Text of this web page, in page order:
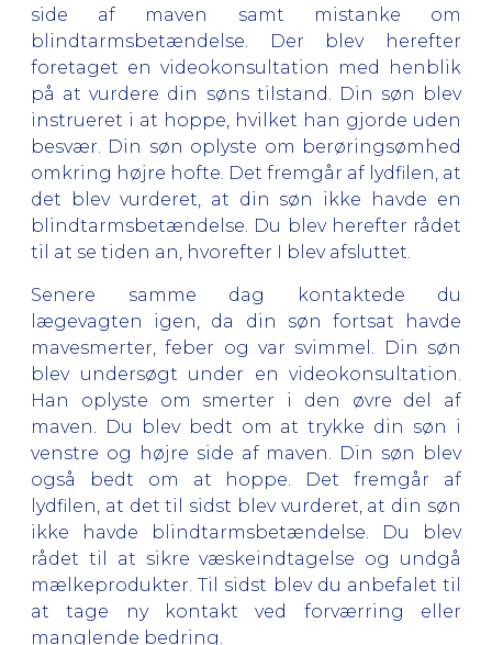
side af maven samt mistanke om
blindtarmsbetændelse. Der blev herefter
foretaget en videokonsultation med henblik
på at vurdere din søns tilstand. Din søn blev
instrueret i at hoppe, hvilket han gjorde uden
besvær. Din søn oplyste om berøringsømhed
omkring højre hofte. Det fremgår af lydfilen, at
det blev vurderet, at din søn ikke havde en
blindtarmsbetændelse. Du blev herefter rådet
til at se tiden an, hvorefter I blev afsluttet.
Senere samme dag kontaktede du
lægevagten igen, da din søn fortsat havde
mavesmerter, feber og var svimmel. Din søn
blev undersøgt under en videokonsultation.
Han oplyste om smerter i den øvre del af
maven. Du blev bedt om at trykke din søn i
venstre og højre side af maven. Din søn blev
også bedt om at hoppe. Det fremgår af
lydfilen, at det til sidst blev vurderet, at din søn
ikke havde blindtarmsbetændelse. Du blev
rådet til at sikre væskeindtagelse og undgå
mælkeprodukter. Til sidst blev du anbefalet til
at tage ny kontakt ved forværring eller
manglende bedring.